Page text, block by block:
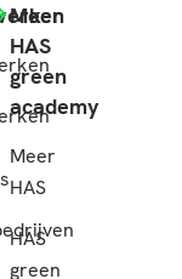
Meer
HAS
green
academy
Meer
HAS
HAS
green